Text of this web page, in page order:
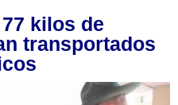
kilos de
transportados